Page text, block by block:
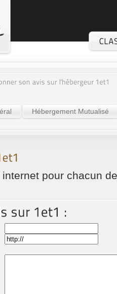
Hébergement Mutualisé
pour chacun